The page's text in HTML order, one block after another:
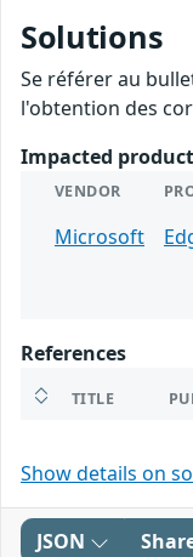
Solutions
Se référer au
l'obtention des
Impacted
VENDOR
Microsoft
References
TITLE
Show details on
JSON